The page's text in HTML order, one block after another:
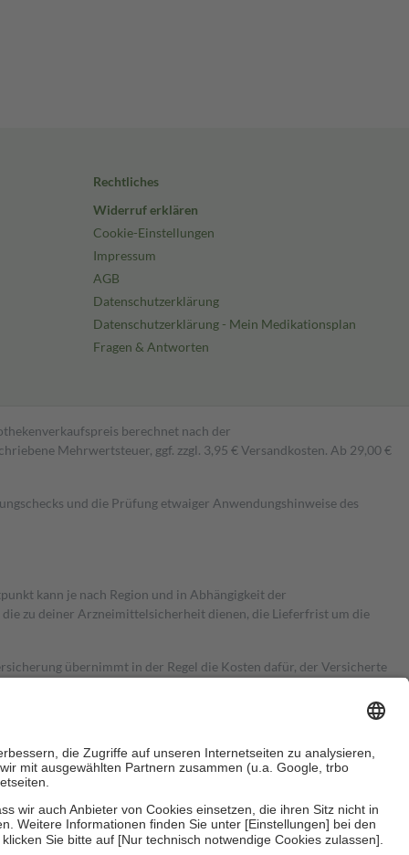
Rechtliches
Widerruf erklären
Cookie-Einstellungen
Impressum
AGB
Datenschutzerklärung
Datenschutzerklärung - Mein Medikationsplan
Fragen & Antworten
berechnet nach der
Mehrwertsteuer, ggf. zzgl. 3,95 € Versandkosten. Ab 29,00 €
und die Prüfung etwaiger Anwendungshinweise des
kann je nach Region und in Abhängigkeit der
zu deiner Arzneimittelsicherheit dienen, die Lieferfrist um die
übernimmt in der Regel die Kosten dafür, der Versicherte
Es sind jedoch nie mehr als die tatsächlichen Kosten der Leistung
Zuzahlungen